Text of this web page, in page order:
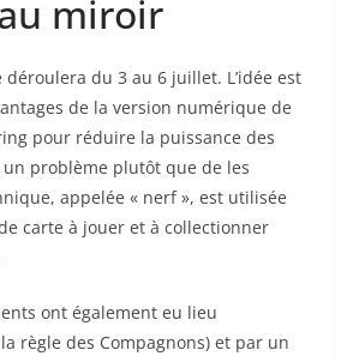
miroir
déroulera du 3 au 6 juillet. L’idée est
de la version numérique de
pour réduire la puissance des
problème plutôt que de les
appelée « nerf », est utilisée
carte à jouer et à collectionner
ont également eu lieu
règle des Compagnons) et par un